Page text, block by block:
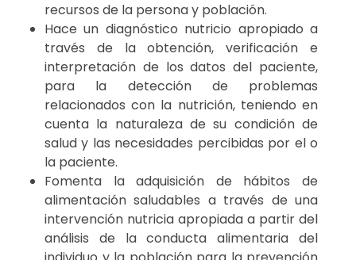
recursos de la persona y población.
Hace un diagnóstico nutricio apropiado a
través de la obtención, verificación e
interpretación de los datos del paciente,
para la detección de problemas
relacionados con la nutrición, teniendo en
cuenta la naturaleza de su condición de
salud y las necesidades percibidas por el o
la paciente.
Fomenta la adquisición de hábitos de
alimentación saludables a través de una
intervención nutricia apropiada a partir del
análisis de la conducta alimentaria del